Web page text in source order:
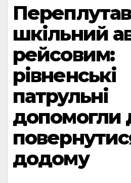
Переплутав
шкільний
рейсовим:
рівненські
патрульні
допомогли
додому